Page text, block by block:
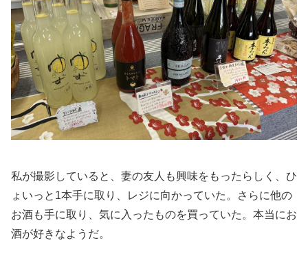
私が撮影していると、妻の友人も興味をもったらしく、ひ
ょいっと1本手に取り、レジに向かっていた。さらに他の
お酒も手に取り、気に入ったものを買っていた。本当にお
酒が好きなようだ。